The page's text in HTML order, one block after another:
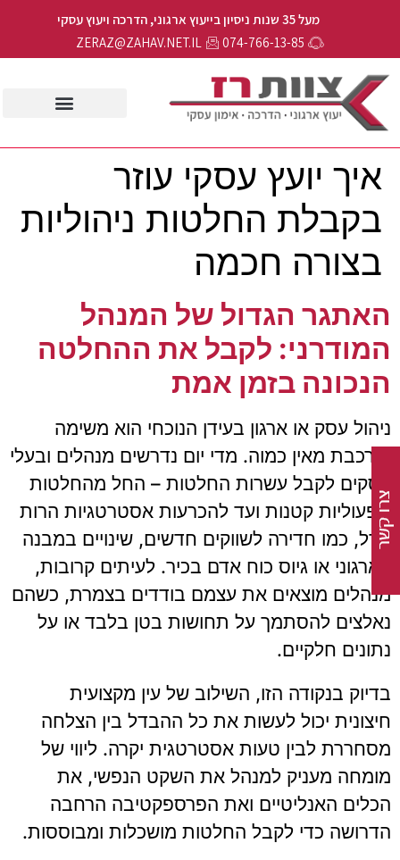
מעל 35 שנות ניסיון בייעוץ ארגוני, הדרכה ויעוץ עסקי
074-766-13-85
ZERAZ@ZAHAV.NET.IL
איך יועץ עסקי עוזר
בקבלת החלטות ניהוליות
בצורה חכמה
האתגר הגדול של המנהל
המודרני: לקבל את ההחלטה
הנכונה בזמן אמת
ניהול עסק או ארגון בעידן הנוכחי הוא משימה
מורכבת מאין כמוה. מדי יום נדרשים מנהלים ובעלי
עסקים לקבל עשרות החלטות – החל מהחלטות
תפעוליות קטנות ועד להכרעות אסטרטגיות הרות
גורל, כמו חדירה לשווקים חדשים, שינויים במבנה
הארגוני או גיוס כוח אדם בכיר. לעיתים קרובות,
מנהלים מוצאים את עצמם בודדים בצמרת, כשהם
נאלצים להסתמך על תחושות בטן בלבד או על
נתונים חלקיים.
בדיוק בנקודה הזו, השילוב של עין מקצועית
חיצונית יכול לעשות את כל ההבדל בין הצלחה
מסחררת לבין טעות אסטרטגית יקרה. ליווי של
מומחה מעניק למנהל את השקט הנפשי, את
הכלים האנליטיים ואת הפרספקטיבה הרחבה
הדרושה כדי לקבל החלטות מושכלות ומבוססות.